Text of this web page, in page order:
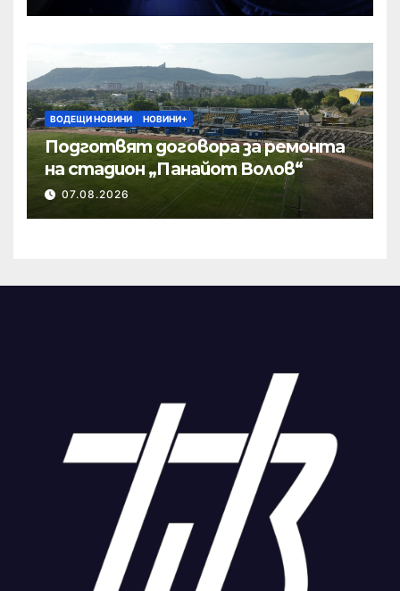
ВОДЕЩИ НОВИНИ НОВИНИ+
Подготвят договора за ремонта
на стадион „Панайот Волов“
07.08.2026